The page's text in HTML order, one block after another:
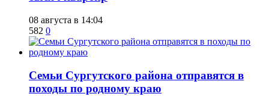
08 августа в 14:04
582 0
​Семьи Сургутского района отправятся в
походы по родному краю